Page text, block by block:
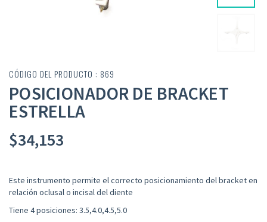
CÓDIGO DEL PRODUCTO : 869
POSICIONADOR DE BRACKET
ESTRELLA
$34,153
Este instrumento permite el correcto posicionamiento del bracket en
relación oclusal o incisal del diente
Tiene 4 posiciones: 3.5,4.0,4.5,5.0